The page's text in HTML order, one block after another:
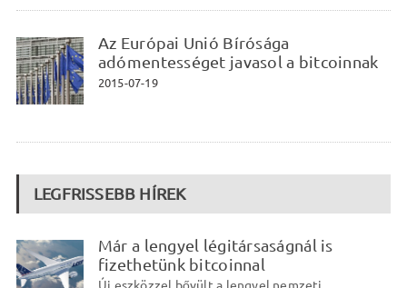
Az Európai Unió Bírósága
adómentességet javasol a bitcoinnak
2015-07-19
LEGFRISSEBB HÍREK
Már a lengyel légitársaságnál is
fizethetünk bitcoinnal